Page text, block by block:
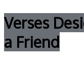
Verses
a Friend